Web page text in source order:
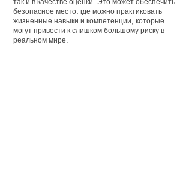
безопасное место, где можно практиковать
жизненные навыки и компетенции, которые
могут привести к слишком большому риску в
реальном мире.